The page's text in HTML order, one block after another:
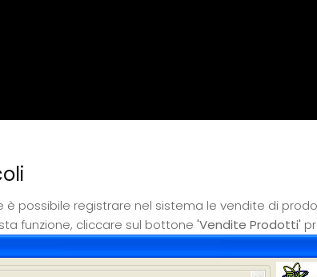
è possibile registrare nel sistema le vendite di
funzione, cliccare sul bottone 'Vendite Prodotti'